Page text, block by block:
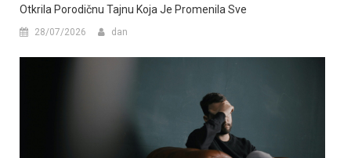
Otkrila Porodičnu Tajnu Koja Je Promenila Sve
28/07/2026 dan